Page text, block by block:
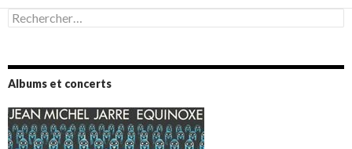
Rechercher :
Albums et concerts